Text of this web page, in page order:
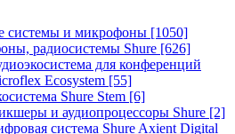
системы и микрофоны [1050]
радиосистемы Shure [626]
для конференций
Ecosystem [55]
Shure Stem [6]
и аудиопроцессоры Shure [2]
система Shure Axient Digital